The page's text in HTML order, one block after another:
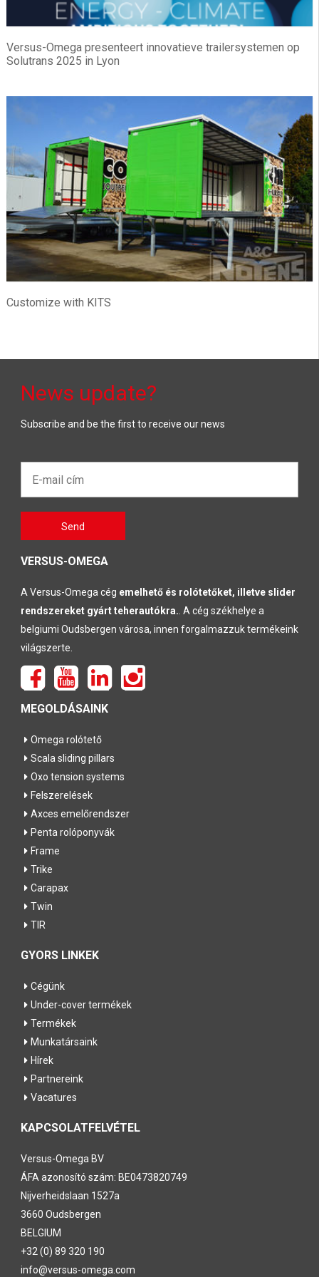
Versus-Omega presenteert innovatieve trailersystemen op
Solutrans 2025 in Lyon
Customize with KITS
News update?
Subscribe and be the first to receive our news
mail
cím*
laten
Send
VERSUS-OMEGA
A Versus-Omega cég emelhető és rolótetőket, illetve slider
rendszereket gyárt teherautókra. . A cég székhelye a
belgiumi Oudsbergen városa, innen forgalmazzuk termékeink
világszerte.
MEGOLDÁSAINK
Omega rolótető
Scala sliding pillars
Oxo tension systems
Felszerelések
Axces emelőrendszer
Penta rolóponyvák
Frame
Trike
Carapax
Twin
TIR
GYORS LINKEK
Cégünk
Under-cover termékek
Termékek
Munkatársaink
Hírek
Partnereink
Vacatures
KAPCSOLATFELVÉTEL
Versus-Omega BV
ÁFA azonosító szám: BE0473820749
Nijverheidslaan 1527a
3660 Oudsbergen
BELGIUM
+32 (0) 89 320 190
info@versus-omega.com